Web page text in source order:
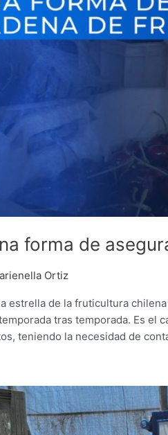
forma de
Ortiz
estrella de la fruticultura
tras temporada. Es el
teniendo la necesidad de